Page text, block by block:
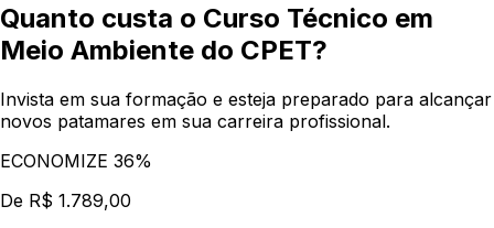
Quanto custa o Curso Técnico em
Meio Ambiente do CPET?
Invista em sua formação e esteja preparado para alcançar
novos patamares em sua carreira profissional.
ECONOMIZE 36%
De R$ 1.789,00